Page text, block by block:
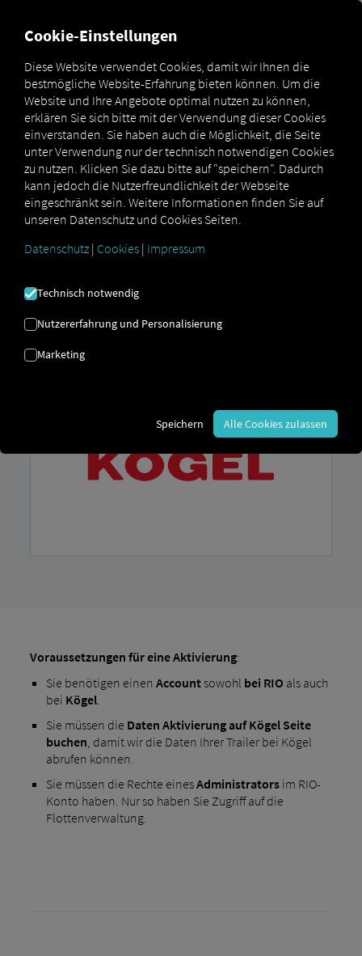
Marketplace Connectors
Koegel
Connect
Schritt-für-Schritt
Anleitung: Kögel
Trailer an RIO
anbinden
KÖGEL
ONBOARDING
Schritt-für-Schritt Anleitung um Ihre
Trailer mit RIO zu verbinden.
Voraussetzungen für eine Aktivierung:
Sie benötigen einen Accountsowohl bei RIO als auch
bei Kögel.
Sie müssen die Daten Aktivierung auf Kögel Seite
buchen, damit wir die Daten Ihrer Trailer bei Kögel
abrufen können.
Sie müssen die Rechte einesAdministratorsim RIO-
Konto haben. Nur so haben Sie Zugriff auf die
Flottenverwaltung.
Cookie-Einstellungen
Diese Website verwendet Cookies, damit wir Ihnen die
bestmögliche Website-Erfahrung bieten können. Um die
Website und Ihre Angebote optimal nutzen zu können,
erklären Sie sich bitte mit der Verwendung dieser Cookies
einverstanden. Sie haben auch die Möglichkeit, die Seite
unter Verwendung nur der technisch notwendigen Cookies
zu nutzen. Klicken Sie dazu bitte auf "speichern". Dadurch
kann jedoch die Nutzerfreundlichkeit der Webseite
eingeschränkt sein. Weitere Informationen finden Sie auf
unseren Datenschutz und Cookies Seiten.
Datenschutz | Cookies | Impressum
Technisch notwendig
Nutzererfahrung und Personalisierung
Marketing
Speichern Alle Cookies zulassen